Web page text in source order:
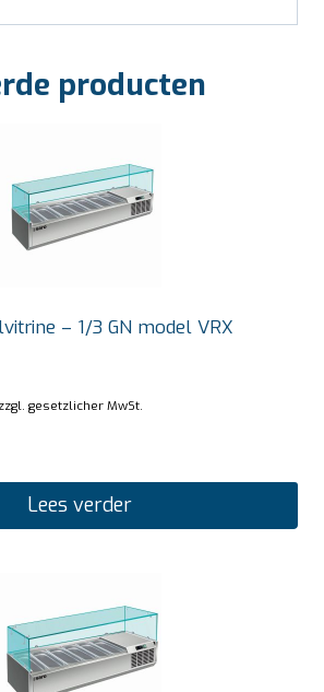
producten
– 1/3 GN model VRX
zzgl. gesetzlicher MwSt.
Lees verder